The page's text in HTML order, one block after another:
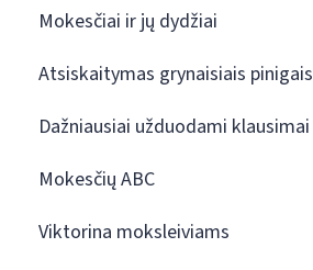
Mokesčiai ir jų dydžiai
Atsiskaitymas grynaisiais pinigais
Dažniausiai užduodami klausimai
Mokesčių ABC
Viktorina moksleiviams